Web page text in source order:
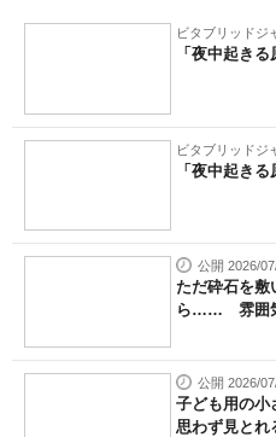
ビタブリッドジ
「夜中起き
ビタブリッドジ
「夜中起き
公開 2026/
ただ砕石を
ら…… 雰囲気
公開 2026/
子ども用の
思わず見とれ